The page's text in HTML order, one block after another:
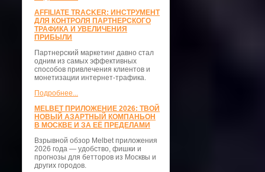
AFFILIATE TRACKER: ИНСТРУМЕНТ
ДЛЯ КОНТРОЛЯ ПАРТНЕРСКОГО
ТРАФИКА И УВЕЛИЧЕНИЯ
ПРИБЫЛИ
Партнерский маркетинг давно стал
одним из самых эффективных
способов привлечения клиентов и
монетизации интернет-трафика.
Подробнее...
MELBET ПРИЛОЖЕНИЕ 2026: ТВОЙ
НОВЫЙ АЗАРТНЫЙ КОМПАНЬОН
В МОСКВЕ И ЗА ЕЁ ПРЕДЕЛАМИ
Взрывной обзор Melbet приложения
2026 года — удобство, фишки и
прогнозы для бетторов из Москвы и
других городов.